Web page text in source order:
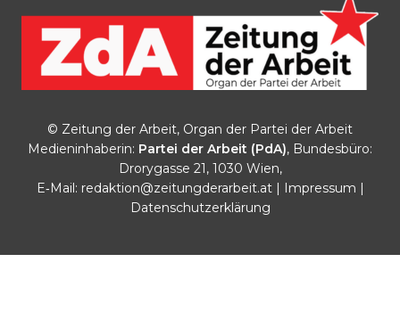
© Zeitung der Arbeit, Organ der Partei der Arbeit
Medieninhaberin: Partei der Arbeit (PdA), Bundesbüro:
Drorygasse 21, 1030 Wien,
E‑Mail: redaktion@zeitungderarbeit.at| Impressum |
Datenschutzerklärung